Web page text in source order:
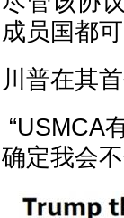
成员国都
川普在其
“USMCA
确定我会